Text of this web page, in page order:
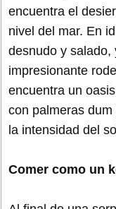
encuentra el
nivel del mar. En
desnudo y
impresionante
encuentra un
con palmeras
la intensidad del
Comer como un